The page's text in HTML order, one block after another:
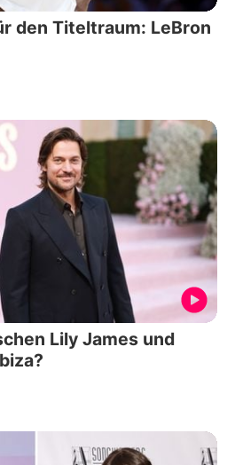
den Titeltraum: LeBron
Lily James und